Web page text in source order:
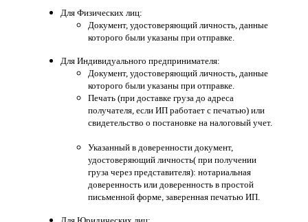
Для Физических лиц:
Документ, удостоверяющий личность, данные
которого были указаны при отправке.
Для Индивидуального предпринимателя:
Документ, удостоверяющий личность, данные
которого были указаны при отправке.
Печать (при доставке груза до адреса
получателя, если ИП работает с печатью) или
свидетельство о постановке на налоговый учет.
Указанный в доверенности документ,
удостоверяющий личность( при получении
груза через представителя): нотариальная
доверенность или доверенность в простой
письменной форме, заверенная печатью ИП.